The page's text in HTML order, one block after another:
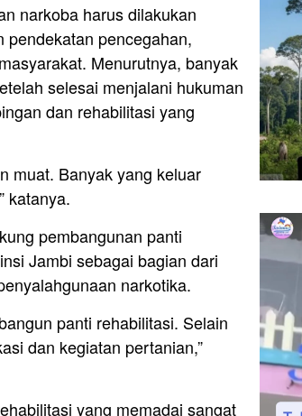
narkoba harus dilakukan
pendekatan pencegahan,
Menurutnya, banyak
selesai menjalani hukuman
dan rehabilitasi yang
muat. Banyak yang keluar
katanya.
pembangunan panti
Jambi sebagai bagian dari
narkotika.
panti rehabilitasi. Selain
dan kegiatan pertanian,”
yang memadai sangat